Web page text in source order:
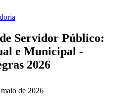
Servidor Público:
e Municipal -
2026
de 2026